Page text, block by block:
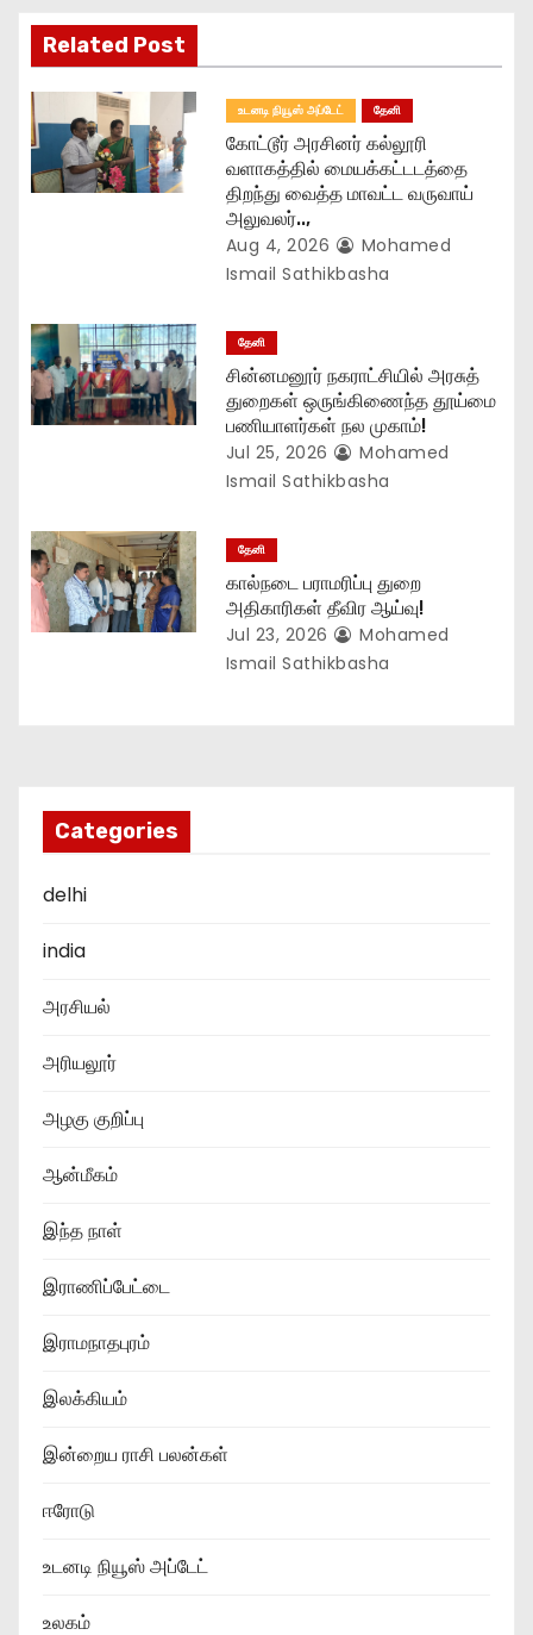
a
t
i
o
Related Post
உடனடி நியூஸ் அப்டேட் தேனி
கோட்டூர் அரசினர் கல்லூரி
வளாகத்தில் மையக்கட்டடத்தை
திறந்து வைத்த மாவட்ட வருவாய்
அலுவலர்..,
Aug 4, 2026
Mohamed
Ismail Sathikbasha
தேனி
சின்னமனூர் நகராட்சியில் அரசுத்
துறைகள் ஒருங்கிணைந்த தூய்மை
பணியாளர்கள் நல முகாம்!
Jul 25, 2026
Mohamed
Ismail Sathikbasha
தேனி
கால்நடை பராமரிப்பு துறை
அதிகாரிகள் தீவிர ஆய்வு!
Jul 23, 2026
Mohamed
Ismail Sathikbasha
Categories
delhi
india
அரசியல்
அரியலூர்
அழகு குறிப்பு
ஆன்மீகம்
இந்த நாள்
இராணிப்பேட்டை
இராமநாதபுரம்
இலக்கியம்
இன்றைய ராசி பலன்கள்
ஈரோடு
உடனடி நியூஸ் அப்டேட்
உலகம்